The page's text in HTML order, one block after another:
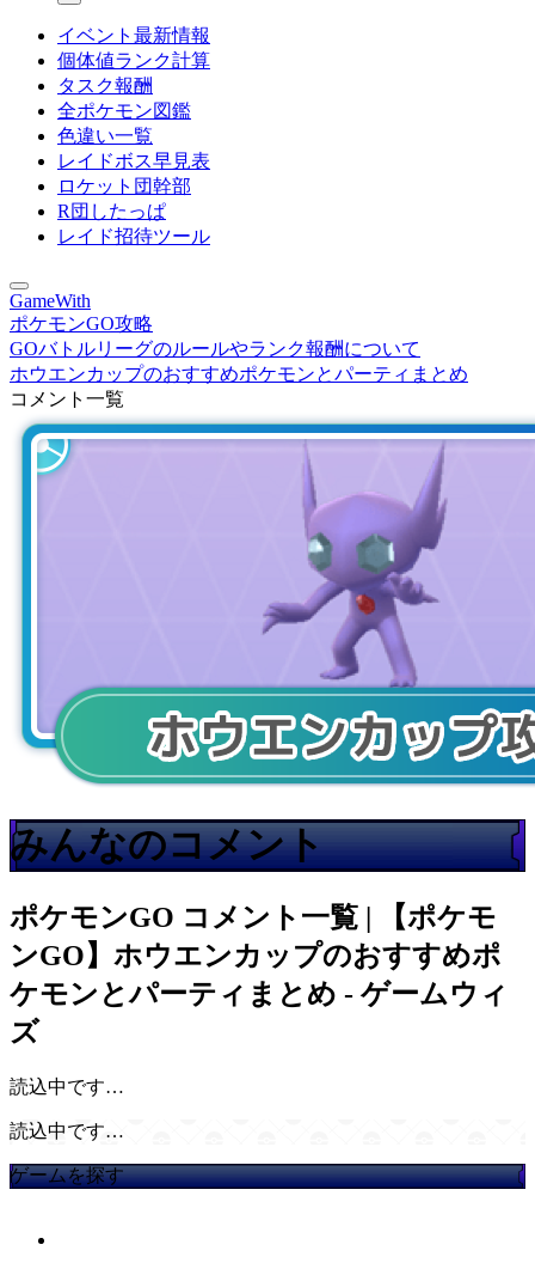
イベント最新情報
個体値ランク計算
タスク報酬
全ポケモン図鑑
色違い一覧
レイドボス早見表
ロケット団幹部
R団したっぱ
レイド招待ツール
GameWith
ポケモンGO攻略
GOバトルリーグのルールやランク報酬について
ホウエンカップのおすすめポケモンとパーティまとめ
コメント一覧
みんなのコメント
ポケモンGO コメント一覧 | 【ポケモ
ンGO】ホウエンカップのおすすめポ
ケモンとパーティまとめ - ゲームウィ
ズ
読込中です…
読込中です…
ゲームを探す